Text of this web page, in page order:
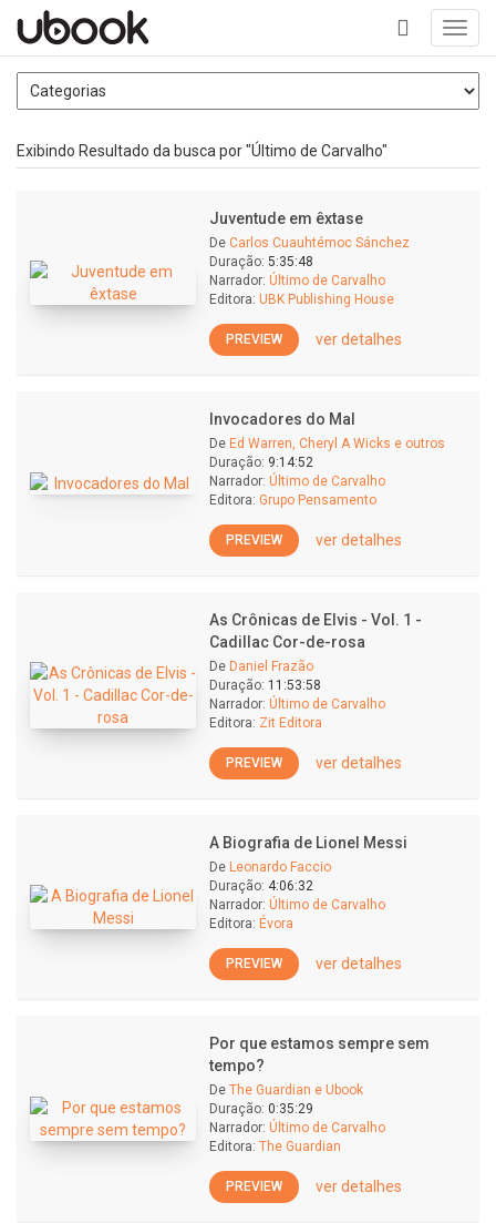
+
Exibindo Resultado da busca por "Último de Carvalho"
Juventude em êxtase
De Carlos Cuauhtémoc Sánchez
Duração: 5:35:48
Narrador: Último de Carvalho
Editora: UBK Publishing House
PREVIEW ver detalhes
Invocadores do Mal
De Ed Warren, Cheryl A Wicks e outros
Duração: 9:14:52
Narrador: Último de Carvalho
Editora: Grupo Pensamento
PREVIEW ver detalhes
As Crônicas de Elvis - Vol. 1 -
Cadillac Cor-de-rosa
De Daniel Frazão
Duração: 11:53:58
Narrador: Último de Carvalho
Editora: Zit Editora
PREVIEW ver detalhes
A Biografia de Lionel Messi
De Leonardo Faccio
Duração: 4:06:32
Narrador: Último de Carvalho
Editora: Évora
PREVIEW ver detalhes
Por que estamos sempre sem
tempo?
De The Guardian e Ubook
Duração: 0:35:29
Narrador: Último de Carvalho
Editora: The Guardian
PREVIEW ver detalhes